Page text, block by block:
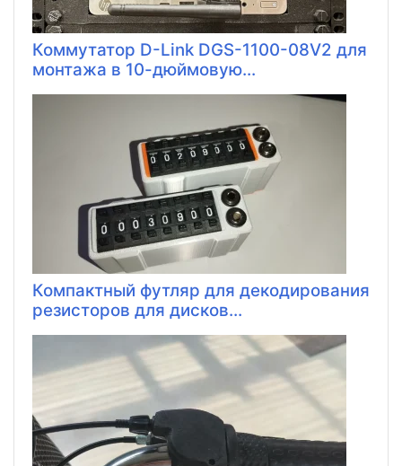
Коммутатор D-Link DGS-1100-08V2 для
монтажа в 10-дюймовую...
Компактный футляр для декодирования
резисторов для дисков...